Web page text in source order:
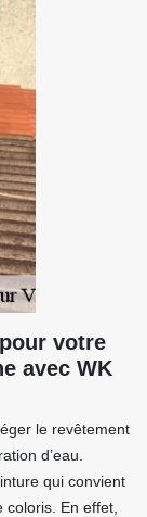
votre
avec WK
le revêtement
d’eau.
qui convient
En effet,